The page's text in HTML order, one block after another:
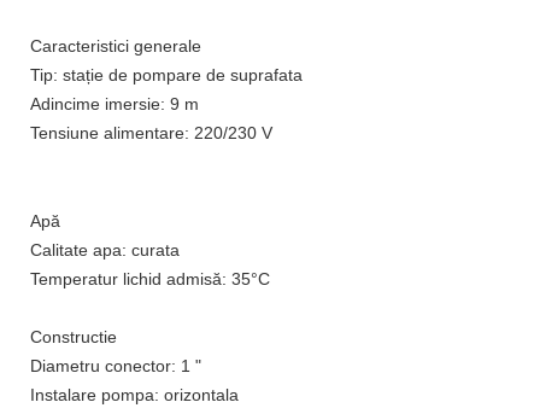
Caracteristici generale
Tip: stație de pompare de suprafata
Adincime imersie: 9 m
Tensiune alimentare: 220/230 V
Apă
Calitate apa: curata
Temperatur lichid admisă: 35°C
Constructie
Diametru conector: 1 "
Instalare pompa: orizontala